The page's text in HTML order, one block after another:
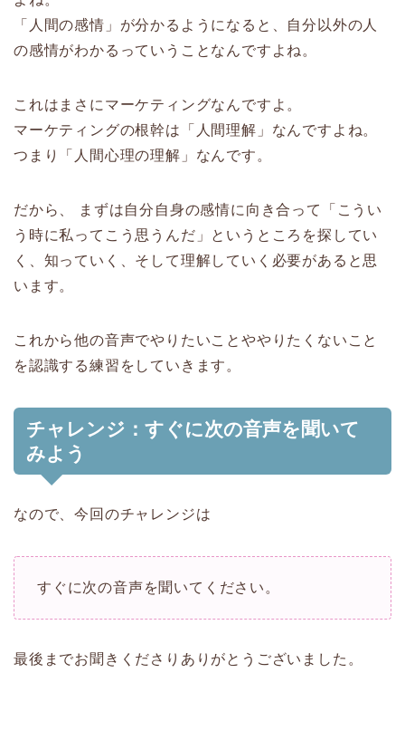
「人間の感情」が分かるようになると、自分以外の人
の感情がわかるっていうことなんですよね。
これはまさにマーケティングなんですよ。
マーケティングの根幹は「人間理解」なんですよね。
つまり「人間心理の理解」なんです。
だから、 まずは自分自身の感情に向き合って「こうい
う時に私ってこう思うんだ」というところを探してい
く、知っていく、そして理解していく必要があると思
います。
これから他の音声でやりたいことややりたくないこと
を認識する練習をしていきます。
チャレンジ：すぐに次の音声を聞いて
みよう
なので、今回のチャレンジは
すぐに次の音声を聞いてください。
最後までお聞きくださりありがとうございました。